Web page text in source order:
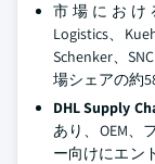
市場におけ
Logistics、
Schenker、
場シェアの約
DHL Supply
あり、OEM、
ー向けにエン